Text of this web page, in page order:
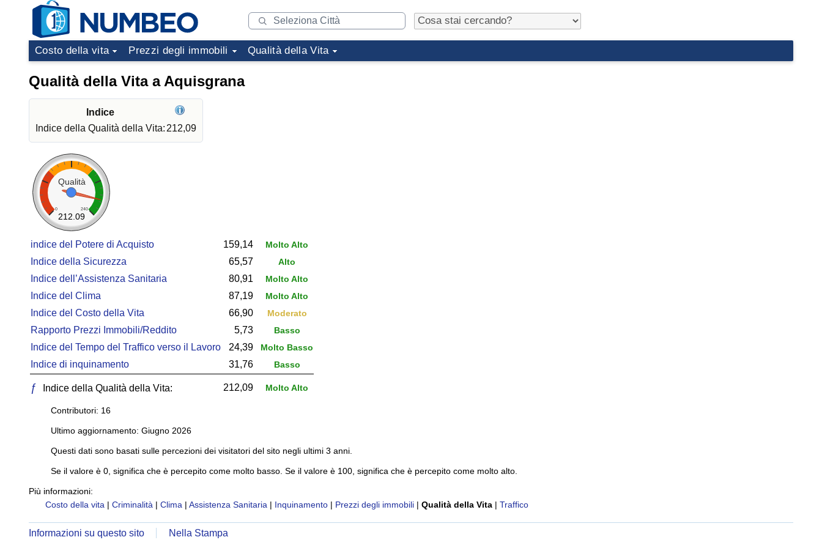
Costo della vita Prezzi degli immobili Qualità della Vita
Qualità della Vita a Aquisgrana
Indice
Indice della Qualità della Vita: 212,09
Qualità
0 240
212.09
indice del Potere di Acquisto 159,14 Molto Alto
Indice della Sicurezza 65,57 Alto
Indice dell’Assistenza Sanitaria 80,91 Molto Alto
Indice del Clima 87,19 Molto Alto
Indice del Costo della Vita 66,90 Moderato
Rapporto Prezzi Immobili/Reddito 5,73 Basso
Indice del Tempo del Traffico verso il Lavoro 24,39 Molto Basso
Indice di inquinamento 31,76 Basso
ƒ Indice della Qualità della Vita: 212,09 Molto Alto
Contributori: 16
Ultimo aggiornamento: Giugno 2026
Questi dati sono basati sulle percezioni dei visitatori del sito negli ultimi 3 anni.
Se il valore è 0, significa che è percepito come molto basso. Se il valore è 100, significa che è percepito come molto alto.
Più informazioni:
Costo della vita | Criminalità | Clima | Assistenza Sanitaria | Inquinamento | Prezzi degli immobili | Qualità della Vita | Traffico
Informazioni su questo sito Nella Stampa